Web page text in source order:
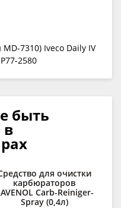
7310) Iveco Daily IV
2580
быть
в
для очистки
карбюраторов
Carb-Reiniger-
Spray (0,4л)